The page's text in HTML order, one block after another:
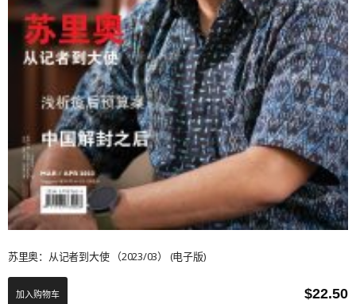
苏里奥：从记者到大使 （2023/03） (电子版)
$22.50
加入购物车